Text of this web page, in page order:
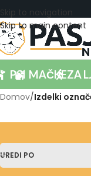
Skip to navigation
Skip to main content
PSI MAČKEZA
Domov/Izdelki
UREDI PO